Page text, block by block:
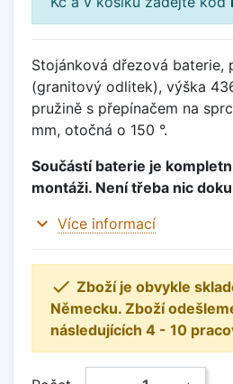
Stojánková dřezová baterie,
(granitový odlitek), výška
pružině s přepínačem na
mm, otočná o 150 °.
Součástí baterie je
montáži. Není třeba nic
expand_more Více informací
 Zboží je obvykle
Německu. Zboží
následujících 4 - 10